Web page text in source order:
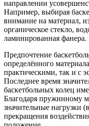
направлении
Например, выбирая
внимание на материал,
органическое стекло,
ламинированная фанера.
Предпочтение
определённого
практическими, так и с
Последнее время
баскетбольных колец
Благодаря пружинному
значительные нагрузки
прекращения